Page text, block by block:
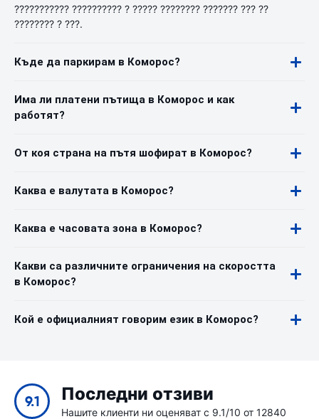
??????????? ?????????? ? ????? ???????? ??????? ??? ??
???????? ? ???.
Къде да паркирам в Коморос?
Има ли платени пътища в Коморос и как
работят?
От коя страна на пътя шофират в Коморос?
Каква е валутата в Коморос?
Каква е часовата зона в Коморос?
Какви са различните ограничения на скоростта
в Коморос?
Кой е официалният говорим език в Коморос?
9.1 Последни отзиви
Нашите клиенти ни оценяват с 9.1/10 от 12840